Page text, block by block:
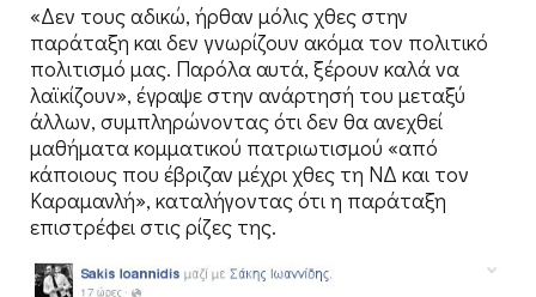
«Δεν τους αδικώ, ήρθαν μόλις χθες στην
παράταξη και δεν γνωρίζουν ακόμα τον πολιτικό
πολιτισμό μας. Παρόλα αυτά, ξέρουν καλά να
λαϊκίζουν», έγραψε στην ανάρτησή του μεταξύ
άλλων, συμπληρώνοντας ότι δεν θα ανεχθεί
μαθήματα κομματικού πατριωτισμού «από
κάποιους που έβριζαν μέχρι χθες τη ΝΔ και τον
Καραμανλή», καταλήγοντας ότι η παράταξη
επιστρέφει στις ρίζες της.